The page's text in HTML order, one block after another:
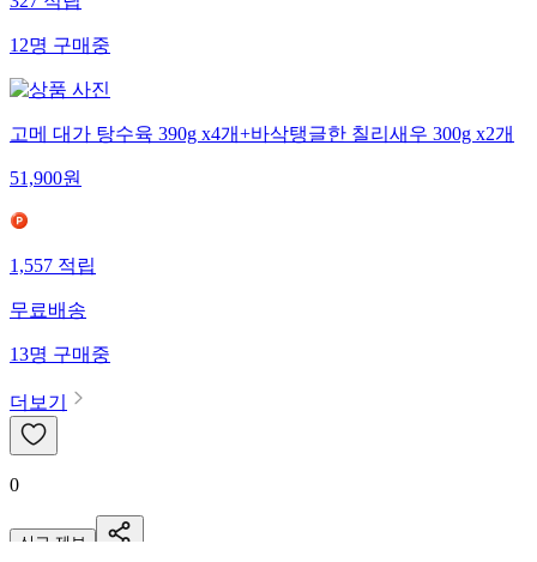
327적립
12명구매중
고메 대가 탕수육 390g x4개+바삭탱글한 칠리새우 300g x2개
51,900원
1,557적립
무료배송
13명구매중
더보기
0